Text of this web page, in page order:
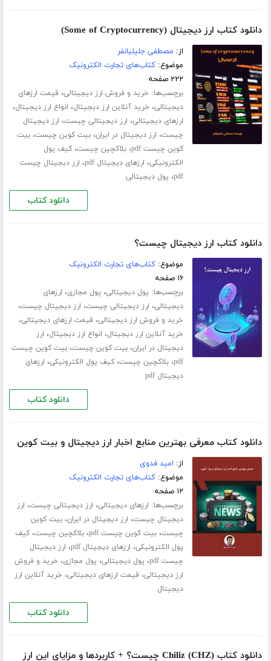
دانلود کتاب ارز دیجیتال (Some of Cryptocurrency)
از: مصطفی جلیلیانفر
موضوع:کتاب‌های تجارت الکترونیک
۲۲۲ صفحه
برچسب‌ها: خرید و فروش ارز دیجیتالی، قیمت ارزهای
دیجیتالی، خرید آنلاین ارز دیجیتال، انواع ارز دیجیتال،
ارزهای دیجیتالی، ارز دیجیتالی چیست، ارز دیجیتال
چیست، ارز دیجیتال در ایران،بیت کوین چیست،بیت
کوین چیست pdf
،بلاکچین چیست،کیف پول
الکترونیکی، ارزهای دیجیتال pdf ، ارز دیجیتال چیست
pdf، پول دیجیتالی
دانلود کتاب
دانلود کتاب ارز دیجیتال چیست؟
موضوع:کتاب‌های تجارت الکترونیک
۱۶ صفحه
برچسب‌ها: پول دیجیتالی، پول مجازی، ارزهای
دیجیتالی، ارز دیجیتالی چیست، ارز دیجیتال چیست،
خرید و فروش ارز دیجیتالی، قیمت ارزهای دیجیتالی،
خرید آنلاین ارز دیجیتال، انواع ارز دیجیتال، ارز
دیجیتال در ایران،بیت کوین چیست،بیت کوین چیست
pdf،بلاکچین چیست،کیف پول الکترونیکی، ارزهای
دیجیتال pdf
دانلود کتاب
دانلود کتاب معرفی بهترین منابع اخبار ارز دیجیتال و بیت کوین
از: امید فدوی
موضوع:کتاب‌های تجارت الکترونیک
۱۲ صفحه
برچسب‌ها: ارزهای دیجیتالی، ارز دیجیتالی چیست، ارز
دیجیتال چیست، ارز دیجیتال در ایران،بیت کوین
چیست،بیت کوین چیست pdf ،بلاکچین چیست،کیف
پول الکترونیکی، ارزهای دیجیتال pdf ، ارز دیجیتال
چیست pdf
، پول دیجیتالی، پول مجازی، خرید و فروش
ارز دیجیتالی، قیمت ارزهای دیجیتالی، خرید آنلاین ارز
دیجیتال
دانلود کتاب
دانلود کتاب (Chiliz (CHZ چیست؟ + کاربردها و مزایای این ارز